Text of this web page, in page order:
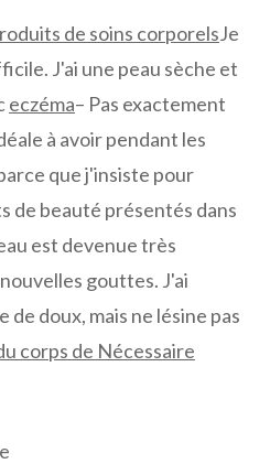
de soins corporelsJe
J'ai une peau sèche et
eczéma– Pas exactement
à avoir pendant les
que j'insiste pour
de beauté présentés dans
est devenue très
gouttes. J'ai
de doux, mais ne lésine pas
corps de Nécessaire